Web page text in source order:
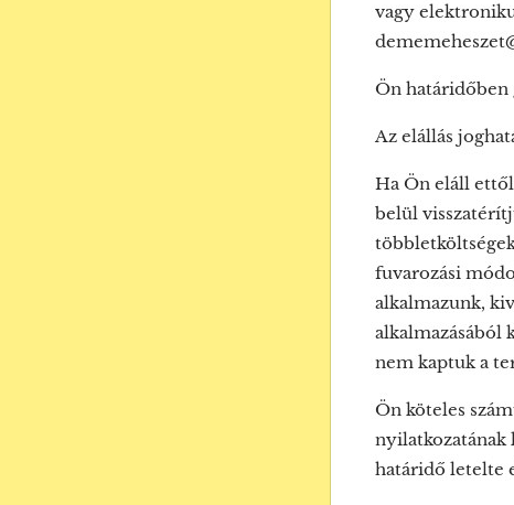
vagy
Ön határidőben
Az elállás
Ha Ön eláll
belül
fuvarozási
alkalmazunk,
alkalmazásából
nem kaptuk a
Ön köteles
nyilatkozatának
határidő letelte